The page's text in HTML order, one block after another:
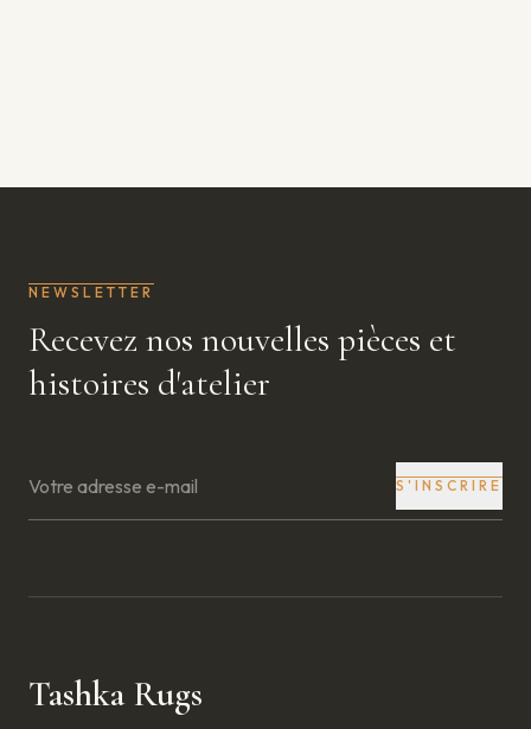
NEWSLETTER
Recevez nos nouvelles pièces et
histoires d'atelier
S'INSCRIRE
Tashka Rugs